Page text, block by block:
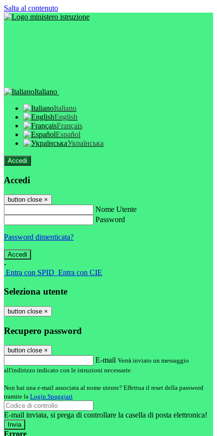
Salta al contenuto
Italiano
Italiano
English
Français
Español
Українська
Accedi
Accedi
button close ×
Nome Utente
Password
Password dimenticata?
-
Entra con SPID Entra con CIE
Seleziona utente
button close ×
Recupero password
button close ×
E-mail Verrà inviato un messaggio
all'indirizzo indicato con le istruzioni necessarie.
Non hai una e-mail associata al nome utente? Effettua il reset della password
tramite la Login Spaggiari
E-mail inviata, si prega di controllare la casella di posta elettronica!
Errore